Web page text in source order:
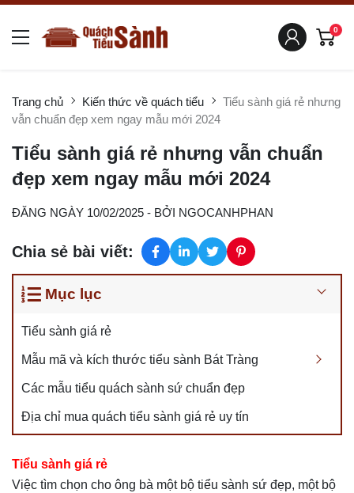
0
Trang chủ Kiến thức về quách tiểu
Tiểu sành giá rẻ nhưng
vẫn chuẩn đẹp xem ngay mẫu mới 2024
Tiểu sành giá rẻ nhưng vẫn chuẩn
đẹp xem ngay mẫu mới 2024
ĐĂNG NGÀY 10/02/2025 - BỞI NGOCANHPHAN
Chia sẻ bài viết:
Mục lục
Tiểu sành giá rẻ
Mẫu mã và kích thước tiểu sành Bát Tràng
Các mẫu tiểu quách sành sứ chuẩn đẹp
Địa chỉ mua quách tiểu sành giá rẻ uy tín
Tiểu sành giá rẻ
Việc tìm chọn cho ông bà một bộ tiểu sành sứ đẹp, một bộ